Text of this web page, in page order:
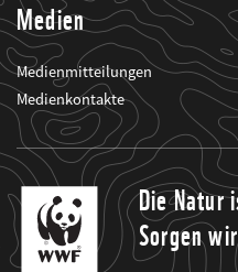
Medien
Medienmitteilungen
Medienkontakte
Die Natur
Sorgen